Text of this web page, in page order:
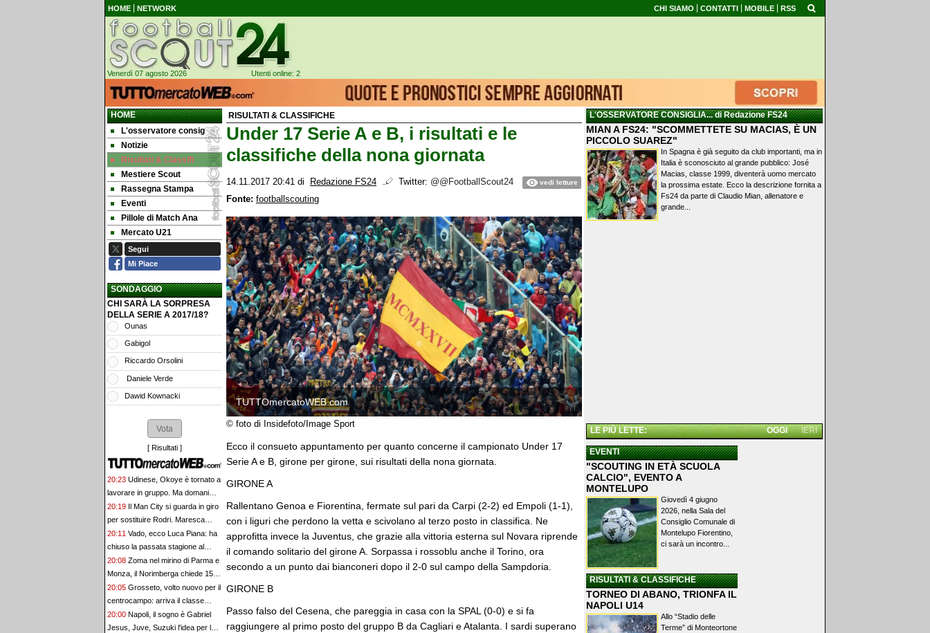
HOME NETWORK CHI SIAMO CONTATTI MOBILE RSS
Venerdì 07 agosto 2026 Utenti online: 2
HOME
L'osservatore consig
Notizie
Risultati & Classifi
Mestiere Scout
Rassegna Stampa
Eventi
Pillole di Match Ana
Mercato U21
Segui
Mi Piace
SONDAGGIO
CHI SARÀ LA SORPRESA
DELLA SERIE A 2017/18?
Ounas
Gabigol
Riccardo Orsolini
Daniele Verde
Dawid Kownacki
[ Risultati ]
20:23 Udinese, Okoye è tornato a
lavorare in gruppo. Ma domani
non giocherà il triangolare
20:19 Il Man City si guarda in giro
per sostituire Rodri. Maresca
chiede Enzo Fernandez
20:11 Vado, ecco Luca Piana: ha
chiuso la passata stagione al
Pontedera
20:08 Zoma nel mirino di Parma e
Monza, il Norimberga chiede 15
milioni di euro
20:05 Grosseto, volto nuovo per il
centrocampo: arriva il classe
2007 Kauan Savini
20:00 Napoli, il sogno è Gabriel
Jesus, Juve, Suzuki l'idea per la
RISULTATI & CLASSIFICHE
Under 17 Serie A e B, i risultati e le
classifiche della nona giornata
14.11.2017 20:41 di Redazione FS24 Twitter: @@FootballScout24 vedi letture
Fonte: footballscouting
TUTTOmercatoWEB.com
© foto di Insidefoto/Image Sport
Ecco il consueto appuntamento per quanto concerne il campionato Under 17
Serie A e B, girone per girone, sui risultati della nona giornata.
GIRONE A
Rallentano Genoa e Fiorentina, fermate sul pari da Carpi (2-2) ed Empoli (1-1),
con i liguri che perdono la vetta e scivolano al terzo posto in classifica. Ne
approfitta invece la Juventus, che grazie alla vittoria esterna sul Novara riprende
il comando solitario del girone A. Sorpassa i rossoblu anche il Torino, ora
secondo a un punto dai bianconeri dopo il 2-0 sul campo della Sampdoria.
GIRONE B
Passo falso del Cesena, che pareggia in casa con la SPAL (0-0) e si fa
raggiungere al primo posto del gruppo B da Cagliari e Atalanta. I sardi superano
L'OSSERVATORE CONSIGLIA...di Redazione FS24
MIAN A FS24: "SCOMMETTETE SU MACIAS, È UN
PICCOLO SUAREZ"
In Spagna è già seguito da club importanti, ma in
Italia è sconosciuto al grande pubblico: José
Macias, classe 1999, diventerà uomo mercato
la prossima estate. Ecco la descrizione fornita a
Fs24 da parte di Claudio Mian, allenatore e
grande...
LE PIÙ LETTE: IERI
OGGI
EVENTI
"SCOUTING IN ETÀ SCUOLA
CALCIO", EVENTO A
MONTELUPO
Giovedì 4 giugno
2026, nella Sala del
Consiglio Comunale di
Montelupo Fiorentino,
ci sarà un incontro...
RISULTATI & CLASSIFICHE
TORNEO DI ABANO, TRIONFA IL
NAPOLI U14
Allo “Stadio delle
Terme” di Monteortone